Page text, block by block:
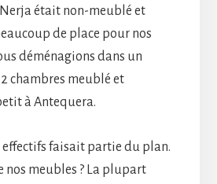
était non-meublé et
de place pour nos
déménagions dans un
chambres meublé et
à Antequera.
effectifs faisait partie du plan.
nos meubles ? La plupart